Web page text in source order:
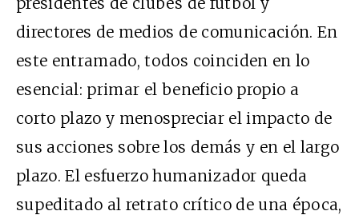
directores de medios de comunicación. En
este entramado, todos coinciden en lo
esencial: primar el beneficio propio a
corto plazo y menospreciar el impacto de
sus acciones sobre los demás y en el largo
plazo. El esfuerzo humanizador queda
supeditado al retrato crítico de una época,